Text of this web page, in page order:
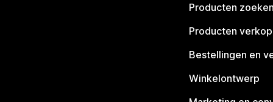
Producten zoeken
Producten
Bestellingen en
Winkelontwerp